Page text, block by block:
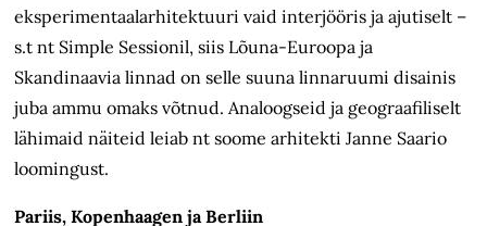
eksperimentaalarhitektuuri vaid interjööris ja ajutiselt –
s.t nt Simple Sessionil, siis Lõuna-Euroopa ja
Skandinaavia linnad on selle suuna linnaruumi disainis
juba ammu omaks võtnud. Analoogseid ja geograafiliselt
lähimaid näiteid leiab nt soome arhitekti Janne Saario
loomingust.
Pariis, Kopenhaagen ja Berliin